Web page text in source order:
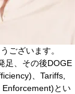
ございます。
足、その後DOGE
、Tariffs,
とい